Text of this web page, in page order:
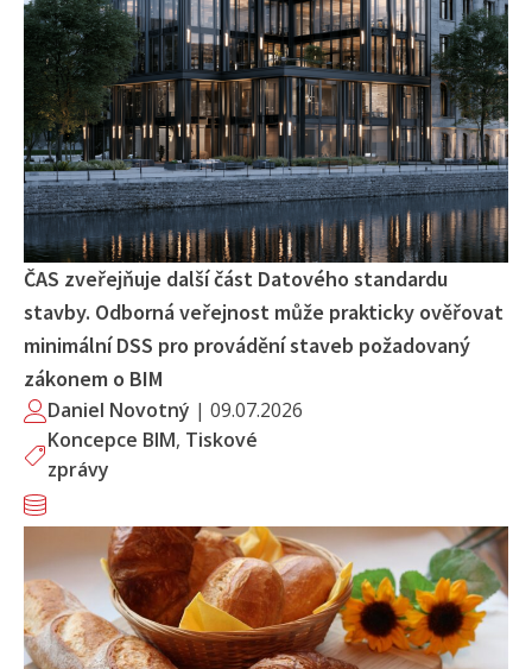
ČAS zveřejňuje další část Datového standardu
stavby. Odborná veřejnost může prakticky ověřovat
minimální DSS pro provádění staveb požadovaný
zákonem o BIM
Daniel Novotný | 09.07.2026
Koncepce BIM, Tiskové
zprávy